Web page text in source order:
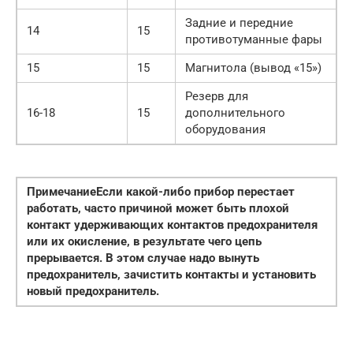
14 15
Задние и передние
противотуманные фары
15
15 Магнитола (вывод «15»)
16-18 15
Резерв для
дополнительного
оборудования
ПримечаниеЕсли какой-либо прибор перестает
работать, часто причиной может быть плохой
контакт удерживающих контактов предохранителя
или их окисление, в результате чего цепь
прерывается. В этом случае надо вынуть
предохранитель, зачистить контакты и установить
новый предохранитель.